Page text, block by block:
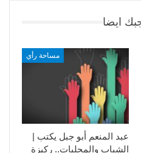
ايضا
مساحة رأي
عبد المنعم أبو جبل يكتب |
الشباب والمحليات.. ركيزة